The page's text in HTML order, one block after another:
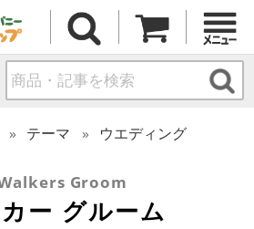
テーマ
ウエディング
ーカー
Groom
ー グルーム